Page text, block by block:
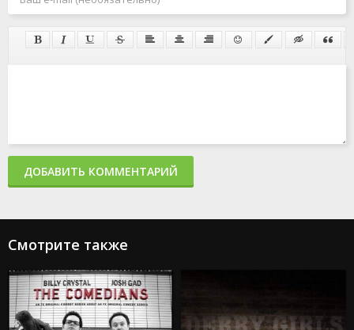
ДОБАВИТЬ КОММЕНТАРИЙ
Смотрите также